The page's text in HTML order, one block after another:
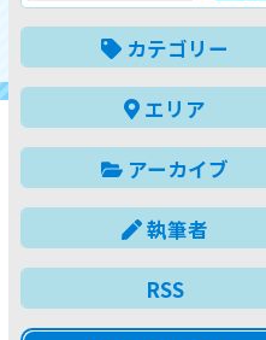
カテゴリー
エリア
アーカイブ
執筆者
RSS